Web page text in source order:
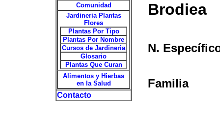
Comunidad
Jardineria Plantas
Flores
Plantas Por Tipo
Plantas Por Nombre
Cursos de Jardineria
Glosario
Plantas Que Curan
Alimentos y Hierbas
en la Salud
Contacto
Brodiea
N.
Familia